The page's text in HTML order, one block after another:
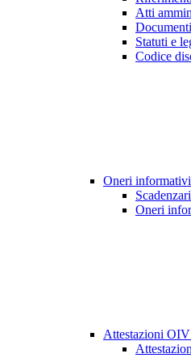
Atti
Statuti e
Codice
Oneri
Oneri
Attestazioni OIV